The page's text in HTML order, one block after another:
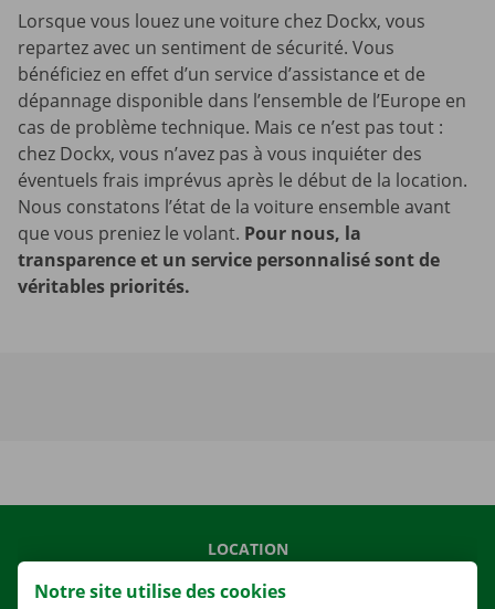
Lorsque vous louez une voiture chez Dockx, vous
repartez avec un sentiment de sécurité. Vous
bénéficiez en effet d’un service d’assistance et de
dépannage disponible dans l’ensemble de l’Europe en
cas de problème technique. Mais ce n’est pas tout :
chez Dockx, vous n’avez pas à vous inquiéter des
éventuels frais imprévus après le début de la location.
Nous constatons l’état de la voiture ensemble avant
que vous preniez le volant. Pour nous, la
transparence et un service personnalisé sont de
véritables priorités.
LOCATION
NOS VÉHICULES
Notre site utilise des cookies